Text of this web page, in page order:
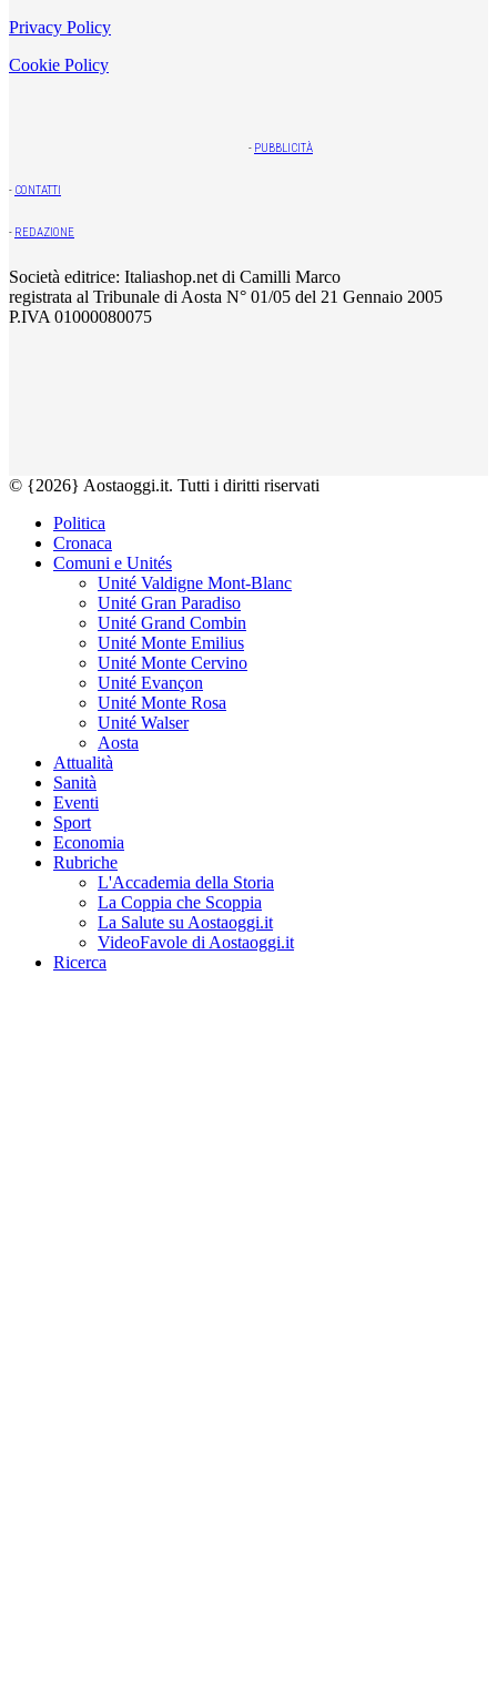
Privacy Policy
Cookie Policy
- PUBBLICITÀ
- CONTATTI
- REDAZIONE
Società editrice: Italiashop.net di Camilli Marco
registrata al Tribunale di Aosta N° 01/05 del 21 Gennaio 2005
P.IVA 01000080075
© {2026} Aostaoggi.it. Tutti i diritti riservati
Politica
Cronaca
Comuni e Unités
Unité Valdigne Mont-Blanc
Unité Gran Paradiso
Unité Grand Combin
Unité Monte Emilius
Unité Monte Cervino
Unité Evançon
Unité Monte Rosa
Unité Walser
Aosta
Attualità
Sanità
Eventi
Sport
Economia
Rubriche
L'Accademia della Storia
La Coppia che Scoppia
La Salute su Aostaoggi.it
VideoFavole di Aostaoggi.it
Ricerca